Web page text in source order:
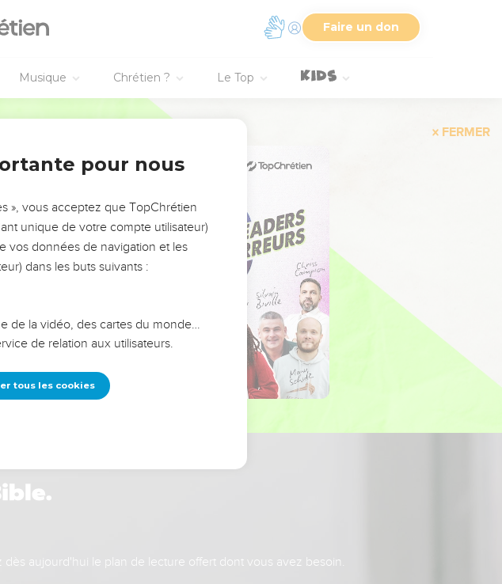
Faire un don
Musique Chrétien ? Le Top
FERMER
on voit
sont
erreurs
famille,
aujourd'hui le plan de lecture offert dont vous avez besoin.
pour nous
», vous acceptez que TopChrétien
unique de votre compte utilisateur)
vos données de navigation et les
dans les buts suivants :
de la vidéo, des cartes du monde…
de relation aux utilisateurs.
tous les cookies